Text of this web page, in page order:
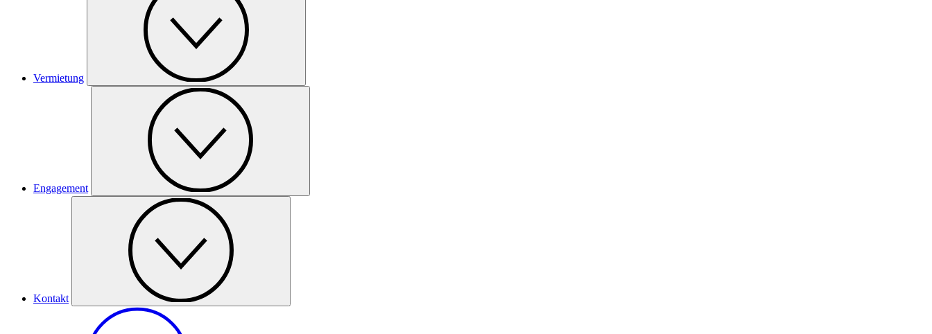
Vermietung
Engagement
Kontakt